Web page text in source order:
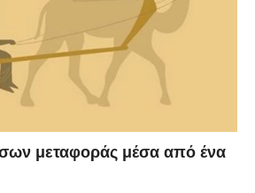
μεταφοράς μέσα από ένα